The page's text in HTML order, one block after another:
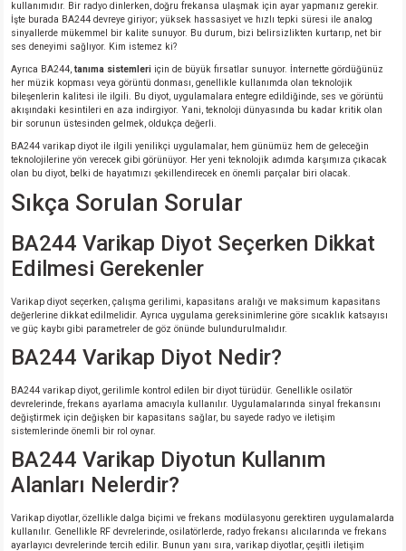
kullanımıdır. Bir radyo dinlerken, doğru frekansa ulaşmak için ayar yapmanız gerekir.
İşte burada BA244 devreye giriyor; yüksek hassasiyet ve hızlı tepki süresi ile analog
sinyallerde mükemmel bir kalite sunuyor. Bu durum, bizi belirsizlikten kurtarıp, net bir
ses deneyimi sağlıyor. Kim istemez ki?
Ayrıca BA244, tanıma sistemleri için de büyük fırsatlar sunuyor. İnternette gördüğünüz
her müzik kopması veya görüntü donması, genellikle kullanımda olan teknolojik
bileşenlerin kalitesi ile ilgili. Bu diyot, uygulamalara entegre edildiğinde, ses ve görüntü
akışındaki kesintileri en aza indirgiyor. Yani, teknoloji dünyasında bu kadar kritik olan
bir sorunun üstesinden gelmek, oldukça değerli.
BA244 varikap diyot ile ilgili yenilikçi uygulamalar, hem günümüz hem de geleceğin
teknolojilerine yön verecek gibi görünüyor. Her yeni teknolojik adımda karşımıza çıkacak
olan bu diyot, belki de hayatımızı şekillendirecek en önemli parçalar biri olacak.
Sıkça Sorulan Sorular
BA244 Varikap Diyot Seçerken Dikkat
Edilmesi Gerekenler
Varikap diyot seçerken, çalışma gerilimi, kapasitans aralığı ve maksimum kapasitans
değerlerine dikkat edilmelidir. Ayrıca uygulama gereksinimlerine göre sıcaklık katsayısı
ve güç kaybı gibi parametreler de göz önünde bulundurulmalıdır.
BA244 Varikap Diyot Nedir?
BA244 varikap diyot, gerilimle kontrol edilen bir diyot türüdür. Genellikle osilatör
devrelerinde, frekans ayarlama amacıyla kullanılır. Uygulamalarında sinyal frekansını
değiştirmek için değişken bir kapasitans sağlar, bu sayede radyo ve iletişim
sistemlerinde önemli bir rol oynar.
BA244 Varikap Diyotun Kullanım
Alanları Nelerdir?
Varikap diyotlar, özellikle dalga biçimi ve frekans modülasyonu gerektiren uygulamalarda
kullanılır. Genellikle RF devrelerinde, osilatörlerde, radyo frekansı alıcılarında ve frekans
ayarlayıcı devrelerinde tercih edilir. Bunun yanı sıra, varikap diyotlar, çeşitli iletişim